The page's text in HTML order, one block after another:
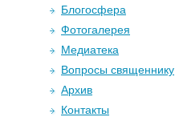
Блогосфера
Фотогалерея
Медиатека
Вопросы священнику
Архив
Контакты